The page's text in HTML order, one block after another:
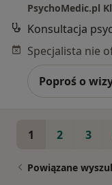
Konsultacja
Poproś o
1 2 3
Powiązane